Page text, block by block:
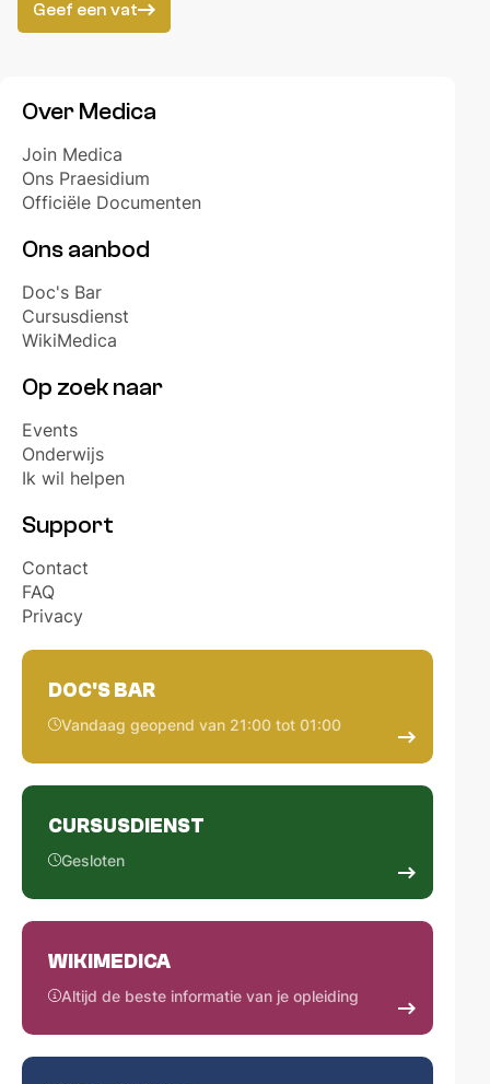
Geef een vat
Over Medica
Join Medica
Ons Praesidium
Officiële Documenten
Ons aanbod
Doc's Bar
Cursusdienst
WikiMedica
Op zoek naar
Events
Onderwijs
Ik wil helpen
Support
Contact
FAQ
Privacy
DOC'S BAR
Vandaag geopend van 21:00 tot 01:00
CURSUSDIENST
Gesloten
WIKIMEDICA
Altijd de beste informatie van je opleiding